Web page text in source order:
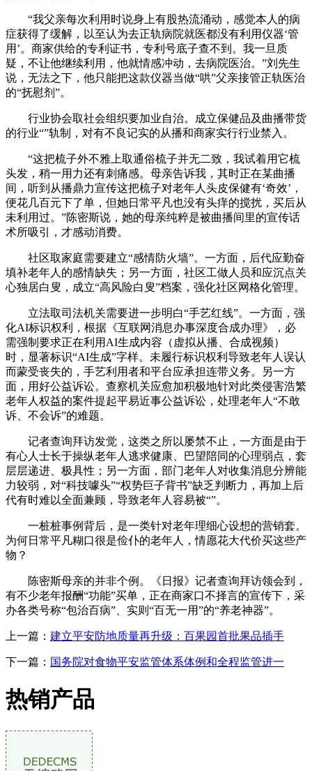
“我父亲每次利用时说身上有股热流涌动，感觉本人的病
症获得了缓解，以至认为去正轨病院就医都没有利用仪器‘管
用’。商家供给的专利证书，专利号底子查不到。我一旦质
疑，不让他继续利用，他就情感冲动，去病院医治。”刘先生
说，无法之下，他只能把这款仪器当做“哄”父亲接管正轨医治
的“抚慰剂”。
行业协会取社会组织要加业自治。成立保健品及曲播带货
的行业“”轨制，对有不良记实的从播和商家实行行业禁入。
“这把梳子外不雅上取通俗梳子并无二致，我试着用它梳
头发，稍一用力还有刺痛感。母亲告诉我，其时正在某曲播
间，听到从播鼎力宣传这把梳子对老年人头皮保健有‘奇效’，
便花几百元下了单，但她日常平凡也没有头痒的搅扰，买后从
未利用过。”陈密斯说，她的母亲纯粹是被曲播间里的宣传话
术所吸引，才感动消费。
社区取家庭需要建立“感情防火墙”。一方面，后代应勤奋
填补老年人的感情缺失；另一方面，社区工做人员和应沉点关
心独居白叟，成立“高风险白叟”档案，强化社区网格化管理。
立法取司法机关需要进一步明白“手艺红线”。一方面，强
化AI标识权利，根据《互联网消息办事深度合成办理》，必
需强制要求正在利用AI生成内容（虚拟从播、合成视频）
时，显著标识“AI生成”字样。未履行标识权利导致老年人误认
而蒙受丧失的，手艺利用者和平台应承担连带义务。另一方
面，用好公益诉讼。查察机关应愈加积极地针对此类侵害浩繁
老年人权益的案件提起平易近事公益诉讼，处理老年人“不敢
诉、不会诉”的难题。
记者查询拜访发觉，这类之所以屡禁不止，一方面是由于
有心人士长于操纵老年人逃求健康、巴望陪同的心理弱点，套
层层递进、极具性；另一方面，部门老年人对收集消息分辨能
力较弱，对“科技噱头”“权势巨子背书”缺乏判断力，再加上后
代有时难以全面兼顾，导致老年人容易被“”。
一桩桩事例背后，是一类针对老年理细心设想的营销套。
为何日常平凡糊口很是俭仆的老年人，情愿花大代价买这些产
物？
陈密斯母亲的并非个例。《日报》记者查询拜访领会到，
有不少老年报酬“功能”买单，正在商家口不择言的宣传下，采
办各类号称“包治百病”、实则“百无一用”的“养老神器”。
上一篇： 建立平安防地质量再升级：百果园首批果品插手
下一篇： 国务院对食物平安监管体系体例和全程监管进一
热销产品